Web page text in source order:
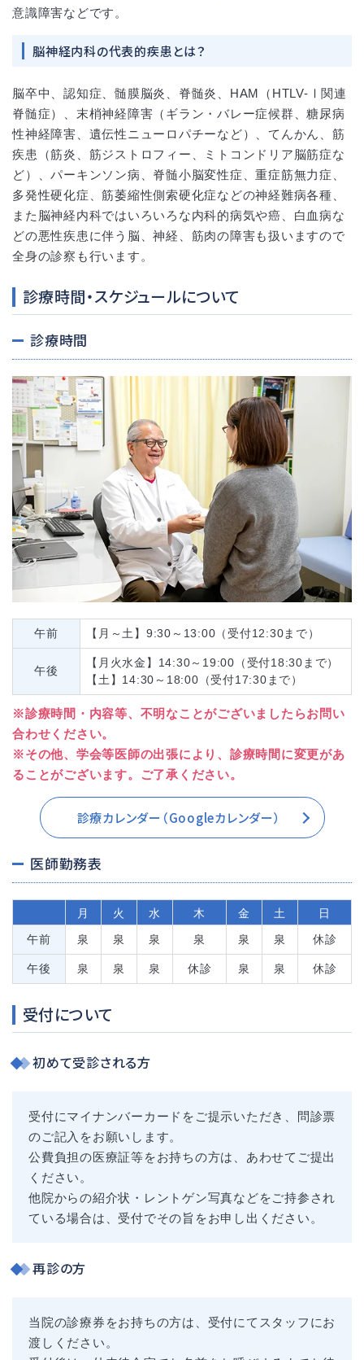
意識障害などです。
脳神経内科の代表的疾患とは？
脳卒中、認知症、髄膜脳炎、脊髄炎、HAM（HTLV-Ⅰ関連
脊髄症）、末梢神経障害（ギラン・バレー症候群、糖尿病
性神経障害、遺伝性ニューロパチーなど）、てんかん、筋
疾患（筋炎、筋ジストロフィー、ミトコンドリア脳筋症な
ど）、パーキンソン病、脊髄小脳変性症、重症筋無力症、
多発性硬化症、筋萎縮性側索硬化症などの神経難病各種、
また脳神経内科ではいろいろな内科的病気や癌、白血病な
どの悪性疾患に伴う脳、神経、筋肉の障害も扱いますので
全身の診察も行います。
診療時間・スケジュールについて
診療時間
午前 【月～土】9:30～13:00（受付12:30まで）
午後
【月火水金】14:30～19:00（受付18:30まで）
【土】14:30～18:00（受付17:30まで）
※診療時間・内容等、不明なことがございましたらお問い
合わせください。
※その他、学会等医師の出張により、診療時間に変更があ
ることがございます。ご了承ください。
診療カレンダー（Googleカレンダー）
医師勤務表
月 火 水 木 金 土
日
午前
泉 泉 泉 泉 泉 泉 休診
午後 泉 泉 泉 休診 泉 泉 休診
受付について
初めて受診される方
受付にマイナンバーカードをご提示いただき、問診票
のご記入をお願いします。
公費負担の医療証等をお持ちの方は、あわせてご提出
ください。
他院からの紹介状・レントゲン写真などをご持参され
ている場合は、受付でその旨をお申し出ください。
再診の方
当院の診療券をお持ちの方は、受付にてスタッフにお
渡しください。